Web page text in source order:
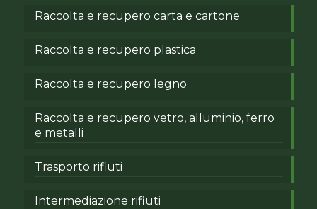
Raccolta e recupero carta e cartone
Raccolta e recupero plastica
Raccolta e recupero legno
Raccolta e recupero vetro, alluminio, ferro
e metalli
Trasporto rifiuti
Intermediazione rifiuti